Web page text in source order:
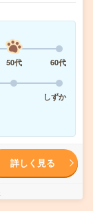
50代
60代
しずか
詳しく見る